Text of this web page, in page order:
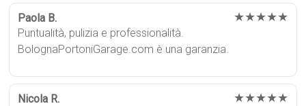
Paola B. ★★★★★
Puntualità, pulizia e professionalità.
BolognaPortoniGarage.com è una garanzia.
Nicola R. ★★★★★